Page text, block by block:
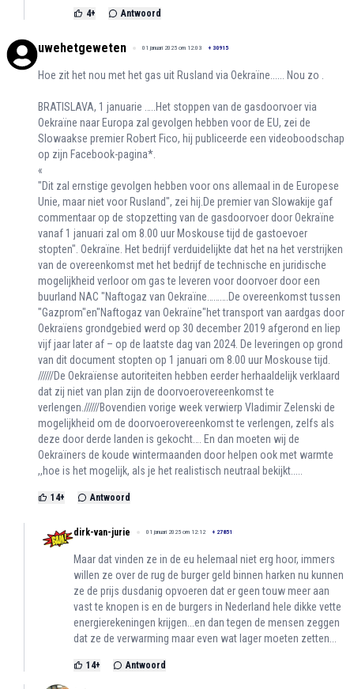
4+ Antwoord
uwehetgeweten 01 januari 2025 om 12:03 + 30915
Hoe zit het nou met het gas uit Rusland via Oekraïne...... Nou zo .
BRATISLAVA, 1 januarie …..Het stoppen van de gasdoorvoer via
Oekraïne naar Europa zal gevolgen hebben voor de EU, zei de
Slowaakse premier Robert Fico, hij publiceerde een videoboodschap
op zijn Facebook-pagina*.
«
"Dit zal ernstige gevolgen hebben voor ons allemaal in de Europese
Unie, maar niet voor Rusland", zei hij.De premier van Slowakije gaf
commentaar op de stopzetting van de gasdoorvoer door Oekraïne
vanaf 1 januari zal om 8.00 uur Moskouse tijd de gastoevoer
stopten". Oekraïne. Het bedrijf verduidelijkte dat het na het verstrijken
van de overeenkomst met het bedrijf de technische en juridische
mogelijkheid verloor om gas te leveren voor doorvoer door een
buurland NAC "Naftogaz van Oekraïne……….De overeenkomst tussen
"Gazprom"en"Naftogaz van Oekraïne"het transport van aardgas door
Oekraïens grondgebied werd op 30 december 2019 afgerond en liep
vijf jaar later af – op de laatste dag van 2024. De leveringen op grond
van dit document stopten op 1 januari om 8.00 uur Moskouse tijd.
//////De Oekraïense autoriteiten hebben eerder herhaaldelijk verklaard
dat zij niet van plan zijn de doorvoerovereenkomst te
verlengen.//////Bovendien vorige week verwierp Vladimir Zelenski de
mogelijkheid om de doorvoerovereenkomst te verlengen, zelfs als
deze door derde landen is gekocht…. En dan moeten wij de
Oekraïners de koude wintermaanden door helpen ook met warmte
,,hoe is het mogelijk, als je het realistisch neutraal bekijkt.....
14+ Antwoord
dirk-van-jurie 01 januari 2025 om 12:12 + 27851
Maar dat vinden ze in de eu helemaal niet erg hoor, immers
willen ze over de rug de burger geld binnen harken nu kunnen
ze de prijs dusdanig opvoeren dat er geen touw meer aan
vast te knopen is en de burgers in Nederland hele dikke vette
energierekeningen krijgen...en dan tegen de mensen zeggen
dat ze de verwarming maar even wat lager moeten zetten...
14+ Antwoord